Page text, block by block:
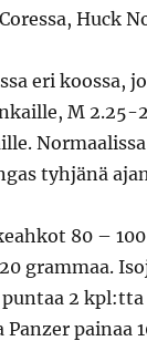
Huck
eri koossa,
M 2.25-
tyhjänä
80 –
grammaa.
puntaa 2
painaa